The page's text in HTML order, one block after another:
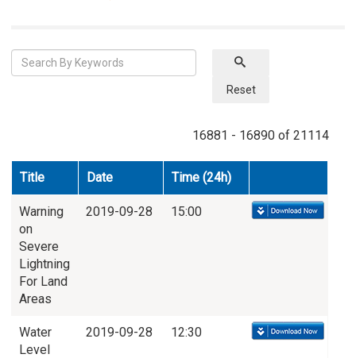
Reset
16881 - 16890 of 21114
Title Date Time (24h)
Warning
on
Severe
Lightning
For Land
Areas
2019-09-28 15:00
Water
Level
2019-09-28 12:30